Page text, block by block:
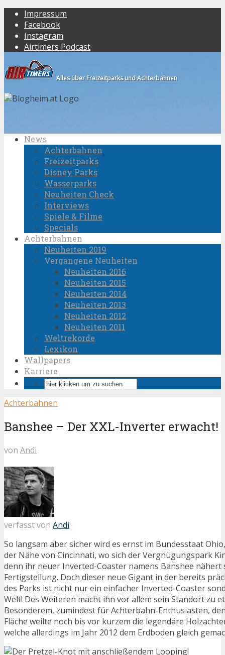
Impressum
Facebook
Instagram
Airtimers Podcast
Alles über Freizeitparks und Achterbahnen
News
Achterbahnen
Freizeitparks
Disney Parks
Wasserparks
Neuheiten Check
Interviews
Spiele & Filme
Specials
Achterbahnen
Neuheiten 2019
Vergangene Neuheiten
Neuheiten 2016
Neuheiten 2015
Neuheiten 2014
Neuheiten 2013
Neuheiten 2012
Neuheiten 2011
Weltrekorde
Lexikon
Wallpapers
Karriere
Achterbahnen
Banshee – Der XXL-Inverter erwacht!
von Andi
verfasst von Andi
So langsam aber sicher wird es ernst im Bundesstaat
der Nähe von Cincinnati, wo sich der Vergnügungspark
denn ihr neuer Inverted-Coaster namens Banshee nähert
Fertigstellung. Doch dieser neue Gigant in der bereits
des Parks ist nicht nur ein einfacher Inverted-Coaster
Welt! Des Weiteren macht ihn vor allem sein Standort zu
Besonderem, zumindest für Achterbahn-Enthusiasten,
Fläche weilte noch bis vor kurzem die legendäre
welche allerdings im Jahr 2012 dem Erdboden gleich